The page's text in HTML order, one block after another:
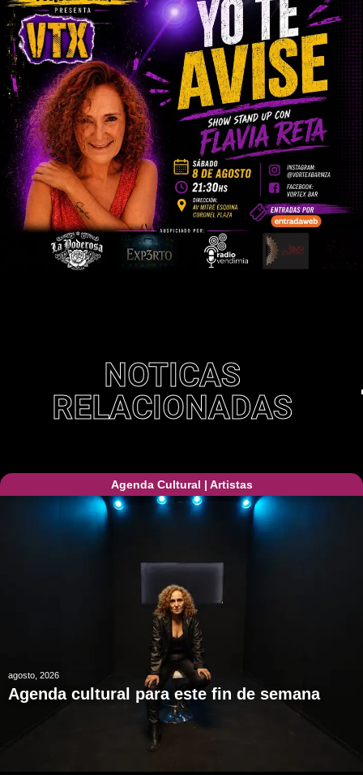
NOTICAS
RELACIONADAS
Agenda Cultural | Artistas
agosto, 2026
Agenda cultural para este fin de semana